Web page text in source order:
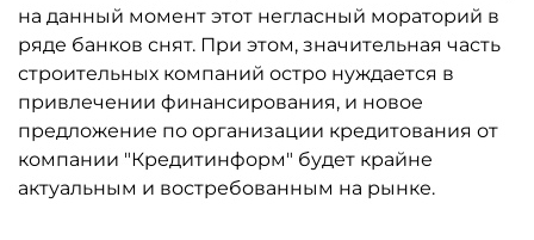
на данный момент этот негласный мораторий в
ряде банков снят. При этом, значительная часть
строительных компаний остро нуждается в
привлечении финансирования, и новое
предложение по организации кредитования от
компании "Кредитинформ" будет крайне
актуальным и востребованным на рынке.